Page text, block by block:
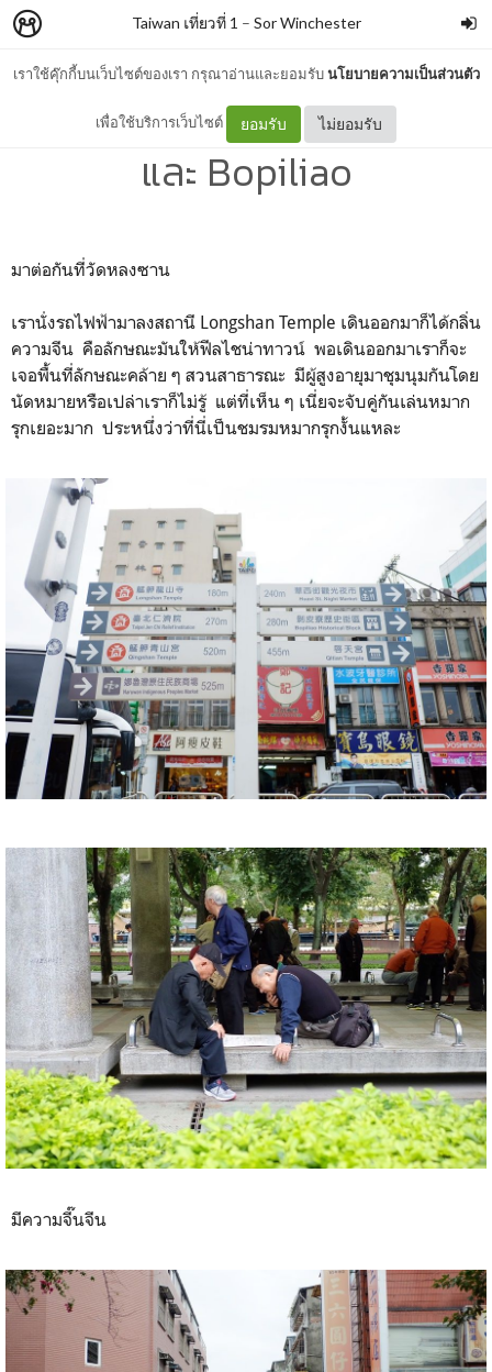
เราใช้คุ๊กกี้บนเว็บไซต์ของเรา กรุณาอ่านและยอมรับนโยบายความเป็นส่วนตัว
เพื่อใช้บริการเว็บไซต์ ยอมรับ ไม่ยอมรับ
Taiwan เที่ยวที่ 1 – Sor Winchester
005 : Longshan Temple
และ Bopiliao
มาต่อกันที่วัดหลงซาน
เรานั่งรถไฟฟ้ามาลงสถานี Longshan Temple เดินออกมาก็ได้กลิ่น
ความจีน คือลักษณะมันให้ฟีลไชน่าทาวน์ พอเดินออกมาเราก็จะ
เจอพื้นที่ลักษณะคล้าย ๆ สวนสาธารณะ มีผู้สูงอายุมาชุมนุมกันโดย
นัดหมายหรือเปล่าเราก็ไม่รู้ แต่ที่เห็น ๆ เนี่ยจะจับคู่กันเล่นหมาก
รุกเยอะมาก ประหนึ่งว่าที่นี่เป็นชมรมหมากรุกงั้นแหละ
มีความจี๊นจีน